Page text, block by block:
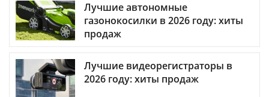
Лучшие автономные
газонокосилки в 2026 году: хиты
продаж
Лучшие видеорегистраторы в
2026 году: хиты продаж